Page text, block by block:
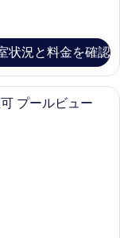
状況と料金を確認
ーム キングベッド 1
プールビュー